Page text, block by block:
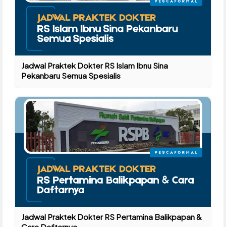
Jadwal Praktek Dokter RS Islam Ibnu Sina
Pekanbaru Semua Spesialis
Jadwal Praktek Dokter RS Pertamina Balikpapan &